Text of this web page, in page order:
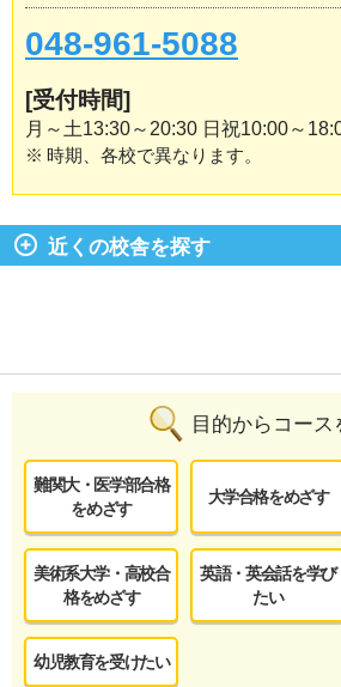
048-961-5088
[受付時間]
月～土13:30～20:30 日祝10:00～
※ 時期、各校で異なります。
近くの校舎を探す
目的からコース
難関大・医学部合格
をめざす
大学合格をめざす
美術系大学・高校合
格をめざす
英語・英会話を学び
たい
幼児教育を受けたい